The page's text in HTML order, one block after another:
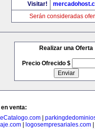
Visitar!
Serán consideradas
Realizar una Oferta
Precio Ofrecido $
venta:
|
| logosempresariales.com|